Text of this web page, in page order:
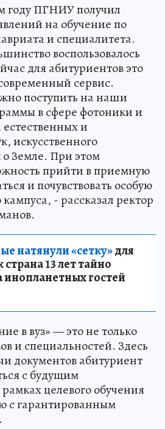
году ПГНИУ получил
на обучение по
и специалитета.
воспользовалось
для абитуриентов это
сервис.
поступить на наши
в сфере фотоники и
и
искусственного
о Земле. При этом
прийти в приемную
и почувствовать особую
- рассказал ректор
натянули «сетку»для
13 лет тайно
инопланетных гостей
в вуз» — это не только
и специальностей. Здесь
документов абитуриент
с будущим
целевого обучения
с гарантированным